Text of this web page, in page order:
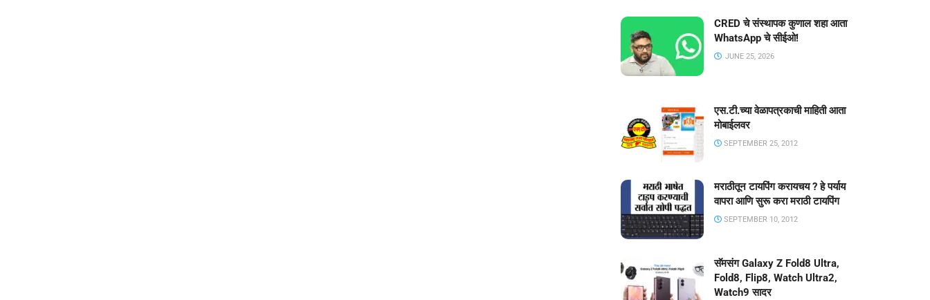
CRED चे संस्थापक कुणाल शहा आता
WhatsApp चे सीईओ!
JUNE 25, 2026
एस.टी.च्या वेळापत्रकाची माहिती आता
मोबाईलवर
SEPTEMBER 25, 2012
मराठीतून टायपिंग करायचय ? हे पर्याय
वापरा आणि सुरू करा मराठी टायपिंग
SEPTEMBER 10, 2012
सॅमसंग Galaxy Z Fold8 Ultra,
Fold8, Flip8, Watch Ultra2,
Watch9 सादर